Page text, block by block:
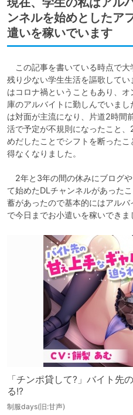
ンネルを始めとしたア
遣いを稼いでいます
この記事を書いている時点で大
残り少ない学生生活を謳歌して
はコロナ禍ということもあり、
庫のアルバイトに勤しんでいま
は対面が主流になり、片道2時間
活で予定が不規則になったこと
めだしたことでシフトを断った
得なくなりました。
2年と3年の間の休みにブログ
て始めたDLチャンネルがあった
蓄があったので基本的にはアル
で今日までお小遣いを稼いできま
「チンポ貸して?」バイト先
る!?
制服days(旧:甘声)